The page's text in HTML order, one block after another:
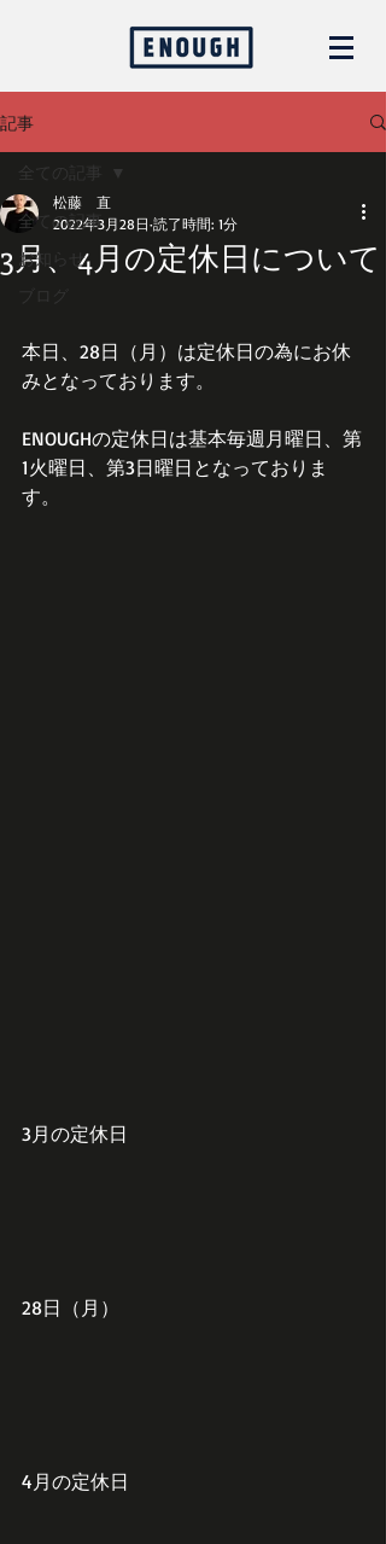
記事
全ての記事
お知らせ
ブログ
全ての記事
3月、4月の定休日について
松藤 直
2022年3月28日 読了時間: 1分
本日、28日（月）は定休日の為にお休
みとなっております。
ENOUGHの定休日は基本毎週月曜日、第
1火曜日、第3日曜日となっておりま
す。
3月の定休日
28日（月）
4月の定休日